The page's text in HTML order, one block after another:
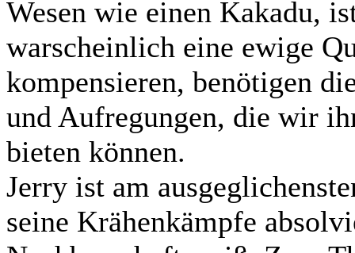
Wesen wie einen Kakadu,
warscheinlich eine ewige
kompensieren, benötigen
und Aufregungen, die wir
bieten können.
Jerry ist am
seine Krähenkämpfe